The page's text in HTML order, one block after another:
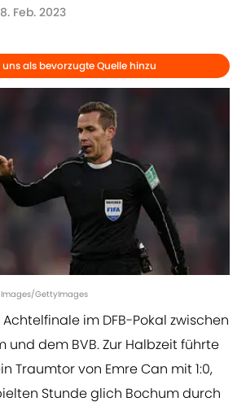
8. Feb. 2023
uns als bevorzugte Quelle hinzu
Images/GettyImages
im DFB-Pokal zwischen
und dem BVB. Zur Halbzeit führte
Traumtor von Emre Can mit 1:0,
Stunde glich Bochum durch